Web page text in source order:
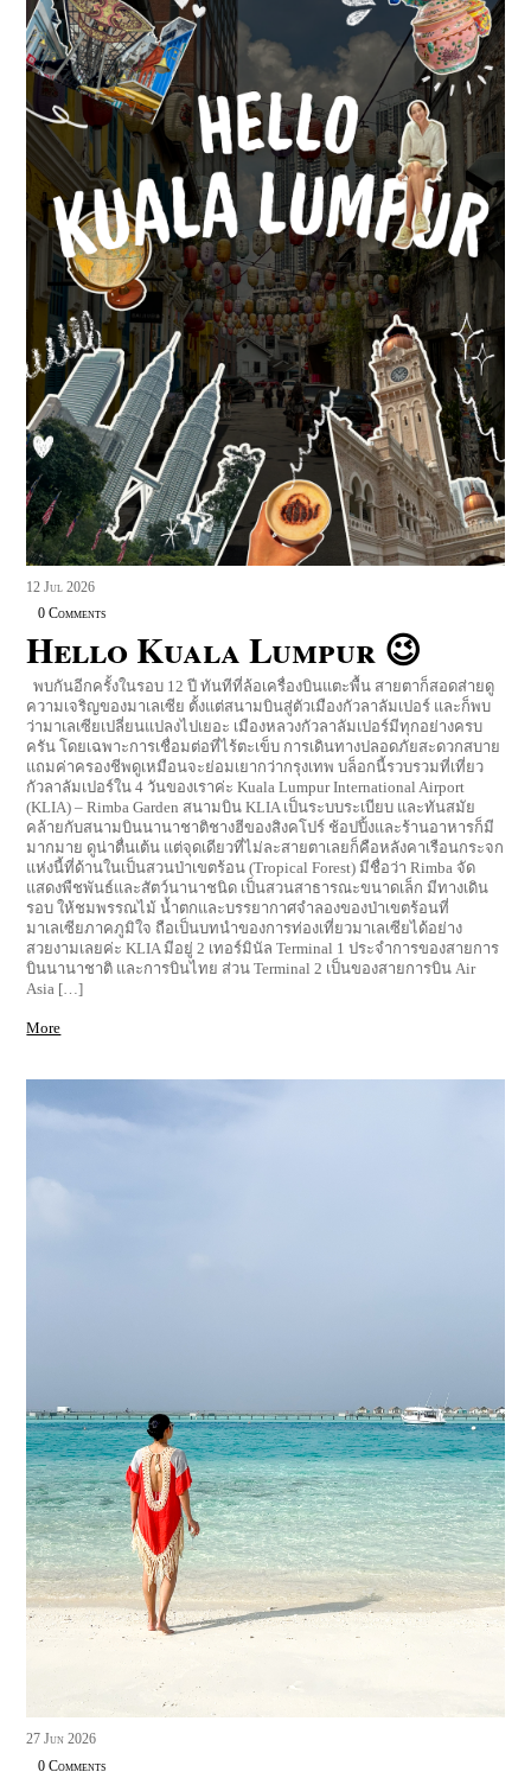
0 Comments
Hello Kuala Lumpur 😉
พบกันอีกครั้งในรอบ 12 ปี ทันทีที่ล้อเครื่องบินแตะพื้น สายตาก็สอดส่ายดู
ความเจริญของมาเลเซีย ตั้งแต่สนามบินสู่ตัวเมืองกัวลาลัมเปอร์ และก็พบ
ว่ามาเลเซียเปลี่ยนแปลงไปเยอะ เมืองหลวงกัวลาลัมเปอร์มีทุกอย่างครบ
ครัน โดยเฉพาะการเชื่อมต่อที่ไร้ตะเข็บ การเดินทางปลอดภัยสะดวกสบาย
แถมค่าครองชีพดูเหมือนจะย่อมเยากว่ากรุงเทพ บล็อกนี้รวบรวมที่เที่ยว
กัวลาลัมเปอร์ใน 4 วันของเราค่ะ Kuala Lumpur International Airport
(KLIA) – Rimba Garden สนามบิน KLIA เป็นระบบระเบียบ และทันสมัย
คล้ายกับสนามบินนานาชาติชางฮีของสิงคโปร์ ช้อปปิ้งและร้านอาหารก็มี
มากมาย ดูน่าตื่นเต้น แต่จุดเดียวที่ไม่ละสายตาเลยก็คือหลังคาเรือนกระจก
แห่งนี้ที่ด้านในเป็นสวนป่าเขตร้อน (Tropical Forest) มีชื่อว่า Rimba จัด
แสดงพืชพันธ์และสัตว์นานาชนิด เป็นสวนสาธารณะขนาดเล็ก มีทางเดิน
รอบ ให้ชมพรรณไม้ น้ำตกและบรรยากาศจำลองของป่าเขตร้อนที่
มาเลเซียภาคภูมิใจ ถือเป็นบทนำของการท่องเที่ยวมาเลเซียได้อย่าง
สวยงามเลยค่ะ KLIA มีอยู่ 2 เทอร์มินัล Terminal 1 ประจำการของสายการ
Asia […]
More